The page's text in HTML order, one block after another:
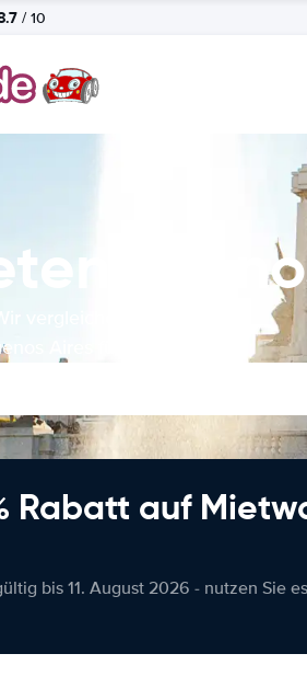
/ 10
vergleichen die Angebote
Aires für Sie.
Rabatt auf
bis 11. August 2026 - nutzen Sie